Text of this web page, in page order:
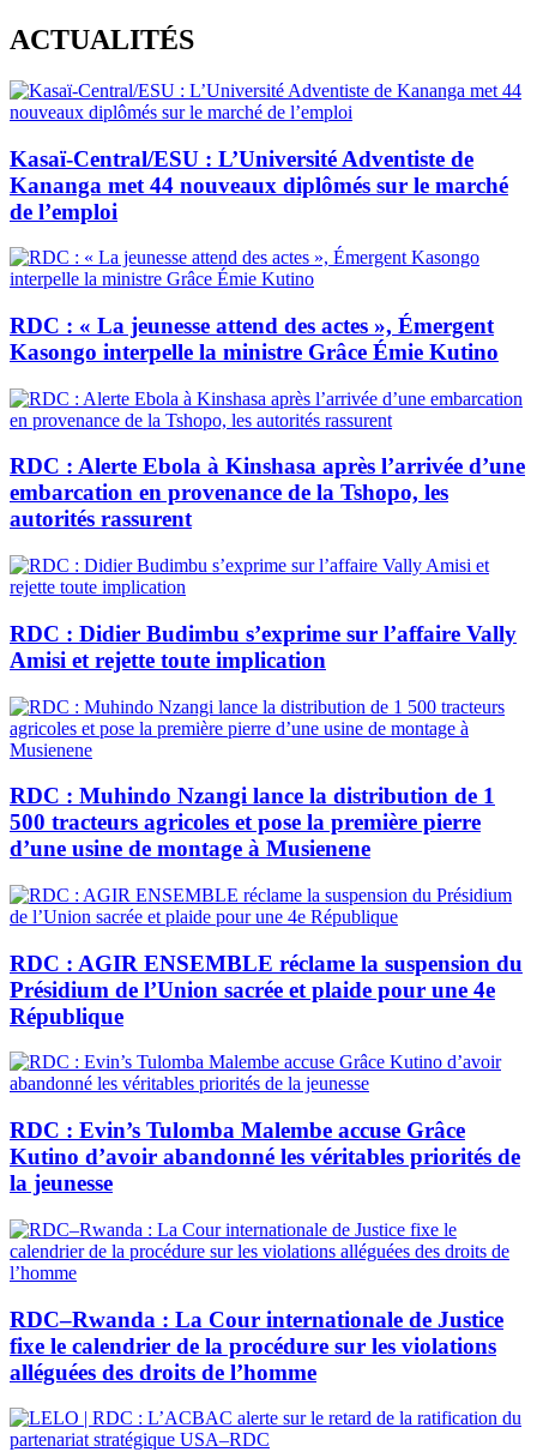
Skip
to
content
ACTUALITÉS
Kasaï-Central/ESU : L’Université Adventiste de
Kananga met 44 nouveaux diplômés sur le marché
de l’emploi
RDC : « La jeunesse attend des actes », Émergent
Kasongo interpelle la ministre Grâce Émie Kutino
RDC : Alerte Ebola à Kinshasa après l’arrivée d’une
embarcation en provenance de la Tshopo, les
autorités rassurent
RDC : Didier Budimbu s’exprime sur l’affaire Vally
Amisi et rejette toute implication
RDC : Muhindo Nzangi lance la distribution de 1
500 tracteurs agricoles et pose la première pierre
d’une usine de montage à Musienene
RDC : AGIR ENSEMBLE réclame la suspension du
Présidium de l’Union sacrée et plaide pour une 4e
République
RDC : Evin’s Tulomba Malembe accuse Grâce
Kutino d’avoir abandonné les véritables priorités de
la jeunesse
RDC–Rwanda : La Cour internationale de Justice
fixe le calendrier de la procédure sur les violations
alléguées des droits de l’homme